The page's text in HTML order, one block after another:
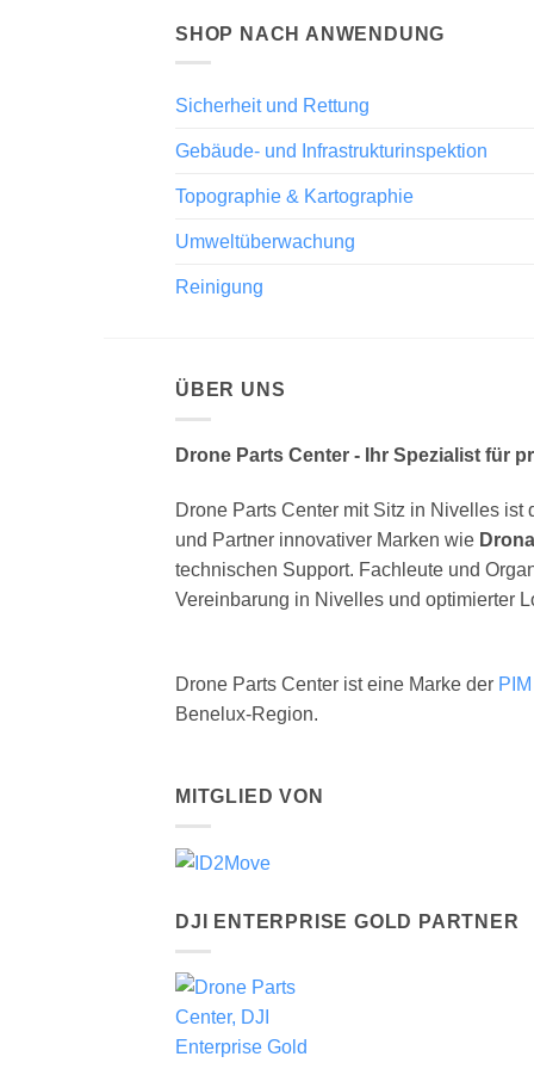
SHOP NACH ANWENDUNG
Sicherheit und Rettung
Gebäude- und Infrastrukturinspektion
Topographie & Kartographie
Umweltüberwachung
Reinigung
ÜBER UNS
Drone Parts Center - Ihr Spezialist für
Drone Parts Center mit Sitz in Nivelles
und Partner innovativer Marken wie
technischen Support. Fachleute und
Vereinbarung in Nivelles und optimierter
Drone Parts Center ist eine Marke der
Benelux-Region.
MITGLIED VON
DJI ENTERPRISE GOLD PARTNER